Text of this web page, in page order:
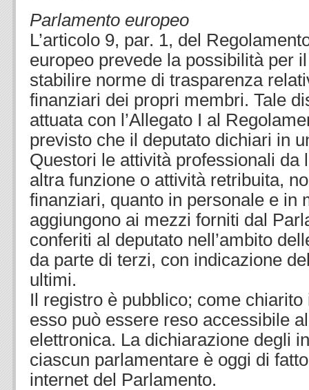
Parlamento europeo
L’articolo 9, par. 1, del
europeo prevede la possibilità per
stabilire norme di trasparenza
finanziari dei propri membri. Tale
attuata con l’Allegato I al
previsto che il deputato dichiari in
Questori le attività professionali da
altra funzione o attività retribuita,
finanziari, quanto in personale e in
aggiungono ai mezzi forniti dal
conferiti al deputato nell’ambito
da parte di terzi, con indicazione
ultimi.
Il registro è pubblico; come
esso può essere reso accessibile
elettronica. La dichiarazione degli
ciascun parlamentare è oggi di
internet del Parlamento.